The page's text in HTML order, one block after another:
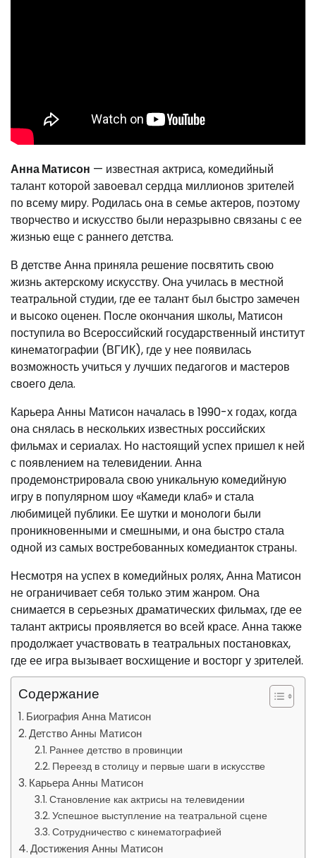
Анна Матисон — известная актриса, комедийный
талант которой завоевал сердца миллионов зрителей
по всему миру. Родилась она в семье актеров, поэтому
творчество и искусство были неразрывно связаны с ее
жизнью еще с раннего детства.
В детстве Анна приняла решение посвятить свою
жизнь актерскому искусству. Она училась в местной
театральной студии, где ее талант был быстро замечен
и высоко оценен. После окончания школы, Матисон
поступила во Всероссийский государственный институт
кинематографии (ВГИК), где у нее появилась
возможность учиться у лучших педагогов и мастеров
своего дела.
Карьера Анны Матисон началась в 1990-х годах, когда
она снялась в нескольких известных российских
фильмах и сериалах. Но настоящий успех пришел к ней
с появлением на телевидении. Анна
продемонстрировала свою уникальную комедийную
игру в популярном шоу «Камеди клаб» и стала
любимицей публики. Ее шутки и монологи были
проникновенными и смешными, и она быстро стала
одной из самых востребованных комедианток страны.
Несмотря на успех в комедийных ролях, Анна Матисон
не ограничивает себя только этим жанром. Она
снимается в серьезных драматических фильмах, где ее
талант актрисы проявляется во всей красе. Анна также
продолжает участвовать в театральных постановках,
где ее игра вызывает восхищение и восторг у зрителей.
Содержание
Биография Анна Матисон
Детство Анны Матисон
Раннее детство в провинции
Переезд в столицу и первые шаги в искусстве
Карьера Анны Матисон
Становление как актрисы на телевидении
Успешное выступление на театральной сцене
Сотрудничество с кинематографией
Достижения Анны Матисон